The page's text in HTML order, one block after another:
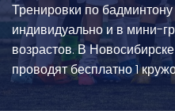
Тренировки по
индивидуально и в мини-
возрастов. В
проводят бесплатно 1